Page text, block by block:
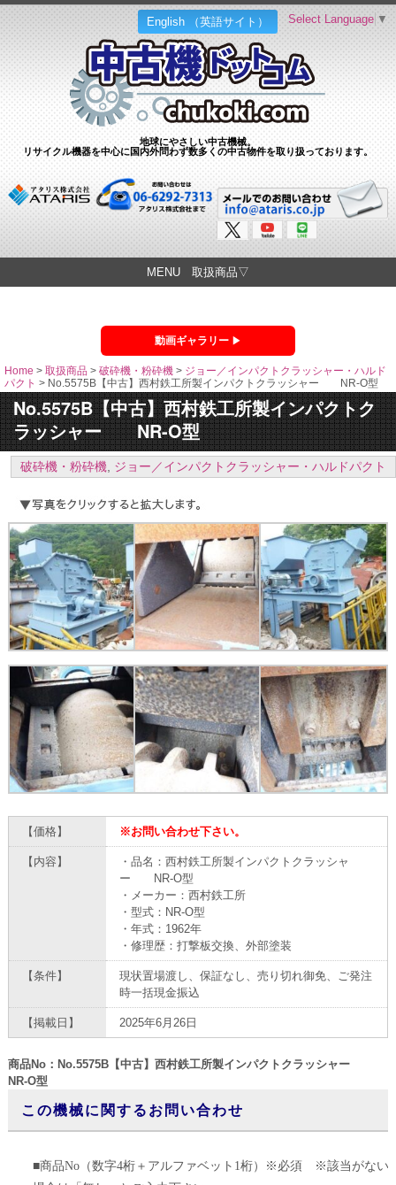
English （英語サイト）
地球にやさしい中古機械。
リサイクル機器を中心に国内外問わず数多くの中古物件を取り扱っております。
Select Language ▼
MENU 取扱商品▽
動画ギャラリー
Home > 取扱商品 > 破砕機・粉砕機 > ジョー／インパクトクラッシャー・ハルド
パクト > No.5575B【中古】西村鉄工所製インパクトクラッシャー NR-O型
No.5575B【中古】西村鉄工所製インパクトク
ラッシャー NR-O型
破砕機・粉砕機, ジョー／インパクトクラッシャー・ハルドパクト
【価格】 ※お問い合わせ下さい。
【内容】
・品名：西村鉄工所製インパクトクラッシャ
ー NR-O型
・メーカー：西村鉄工所
・型式：NR-O型
・年式：1962年
・修理歴：打撃板交換、外部塗装
【条件】
現状置場渡し、保証なし、売り切れ御免、ご発注
時一括現金振込
【掲載日】 2025年6月26日
商品No：No.5575B【中古】西村鉄工所製インパクトクラッシャー
NR-O型
この機械に関するお問い合わせ